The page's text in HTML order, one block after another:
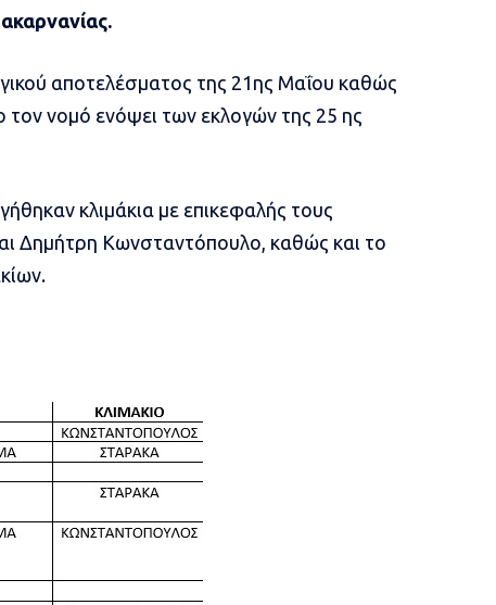
αποτελέσματος της 21ης Μαΐου καθώς
νομό ενόψει των εκλογών της 25 ης
κλιμάκια με επικεφαλής τους
Δημήτρη Κωνσταντόπουλο, καθώς και το